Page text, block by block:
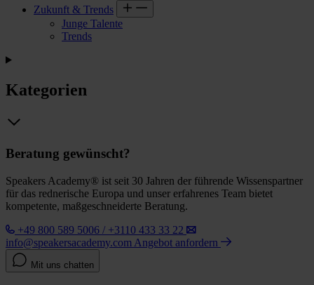
Zukunft & Trends
Junge Talente
Trends
Kategorien
Beratung gewünscht?
Speakers Academy® ist seit 30 Jahren der führende Wissenspartner
für das rednerische Europa und unser erfahrenes Team bietet
kompetente, maßgeschneiderte Beratung.
+49 800 589 5006 / +3110 433 33 22
info@speakersacademy.com Angebot anfordern
Mit uns chatten